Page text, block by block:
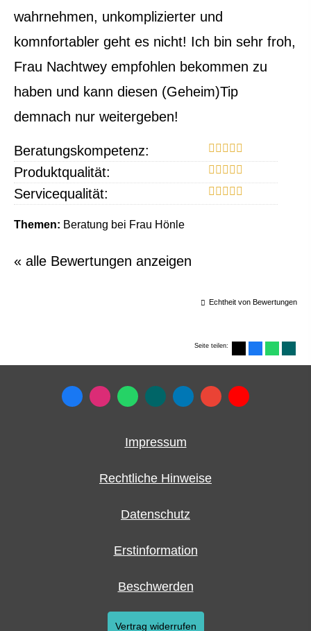
wahrnehmen, unkomplizierter und
komnfortabler geht es nicht! Ich bin sehr froh,
Frau Nachtwey empfohlen bekommen zu
haben und kann diesen (Geheim)Tip
demnach nur weitergeben!
Beratungskompetenz:
Produktqualität:
Servicequalität:
Themen: Beratung bei Frau Hönle
« alle Bewertungen anzeigen
Echtheit von Bewertungen
Seite teilen:
Impressum
Rechtliche Hinweise
Datenschutz
Erstinformation
Beschwerden
Vertrag widerrufen